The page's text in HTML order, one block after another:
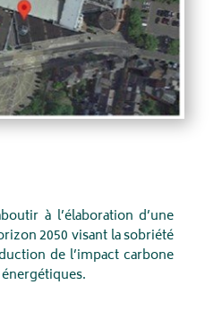
à l’élaboration d’une
2050 visant la sobriété
de l’impact carbone